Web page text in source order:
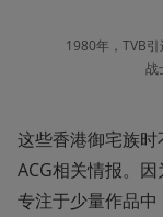
1980年，TVB
战
这些香港御宅族
ACG相关情报。
专注于少量作品中